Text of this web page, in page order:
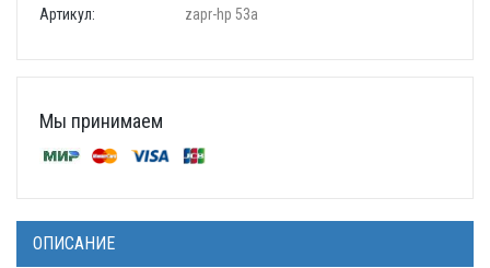
Артикул:
zapr-hp 53a
Мы принимаем
ОПИСАНИЕ